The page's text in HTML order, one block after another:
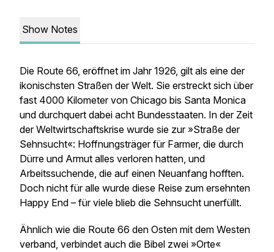
Show Notes
Die Route 66, eröffnet im Jahr 1926, gilt als eine der
ikonischsten Straßen der Welt. Sie erstreckt sich über
fast 4000 Kilometer von Chicago bis Santa Monica
und durchquert dabei acht Bundesstaaten. In der Zeit
der Weltwirtschaftskrise wurde sie zur »Straße der
Sehnsucht«: Hoffnungsträger für Farmer, die durch
Dürre und Armut alles verloren hatten, und
Arbeitssuchende, die auf einen Neuanfang hofften.
Doch nicht für alle wurde diese Reise zum ersehnten
Happy End – für viele blieb die Sehnsucht unerfüllt.
Ähnlich wie die Route 66 den Osten mit dem Westen
verband, verbindet auch die Bibel zwei »Orte«